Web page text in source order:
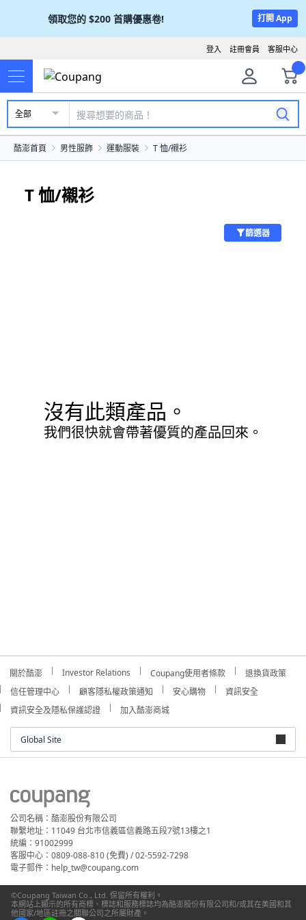
領取您的 $200 首購優惠卷! 打開 App
客服中心
註冊會員
登入
全部
酷澎首頁 男性服飾 運動服裝 T 恤/襯衫
T 恤/襯衫
篩選器
沒有此類產品。
我們很快就會帶著優質的產品回來。
關於酷澎 Investor Relations Coupang使用者條款
退換貨政策
信任管理中心
顧客隱私權政策通知 安心購物
資訊安全
資訊安全及隱私保護認證
加入酷澎商城
Global Site
公司名稱：酷澎股份有限公司
聯繫地址：11049 台北市信義區信義路五段7號13樓之1
統編：91002999
客服中心：0809-088-810 (免費) / 02-5592-7298
電子郵件：help_tw@coupang.com
©Coupang Taiwan Co., Ltd. 保留所有權利。
本網站上顯示的所有商標、標誌和服務標誌均為酷澎股份有限公司和/或其在美國和其
他國家/地區註冊之關聯公司之所屬財產。